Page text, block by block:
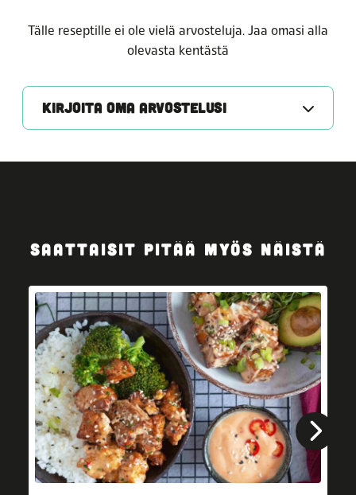
Tälle reseptille ei ole vielä arvosteluja. Jaa omasi alla
olevasta kentästä
KIRJOITA OMA ARVOSTELUSI
SAATTAISIT PITÄÄ MYÖS NÄISTÄ